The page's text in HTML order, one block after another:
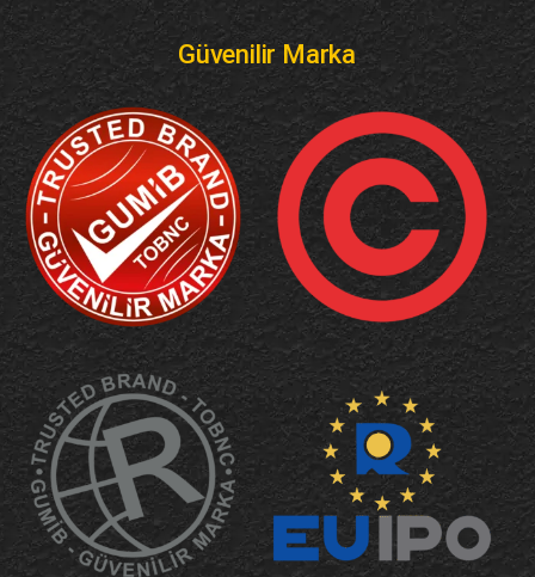
Güvenilir Marka